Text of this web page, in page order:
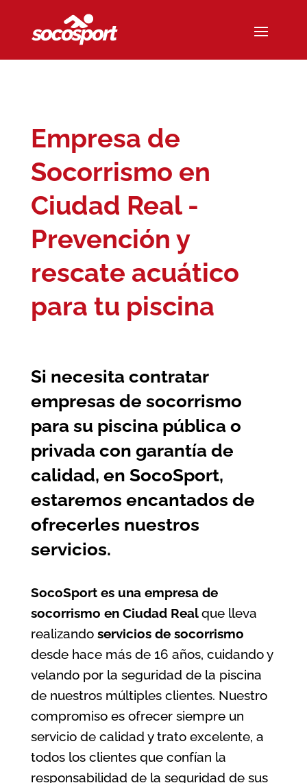
Empresa de
Socorrismo en
Ciudad Real -
Prevención y
rescate acuático
para tu piscina
Si necesita contratar
empresas de socorrismo
para su piscina pública o
privada con garantía de
calidad, en SocoSport,
estaremos encantados de
ofrecerles nuestros
servicios.
SocoSport es una empresa de
socorrismo en Ciudad Realque lleva
realizando servicios de socorrismo
desde hace más de 16 años, cuidando y
velando por la seguridad de la piscina
de nuestros múltiples clientes. Nuestro
compromiso es ofrecer siempre un
servicio de calidad y trato excelente, a
todos los clientes que confían la
responsabilidad de la seguridad de sus